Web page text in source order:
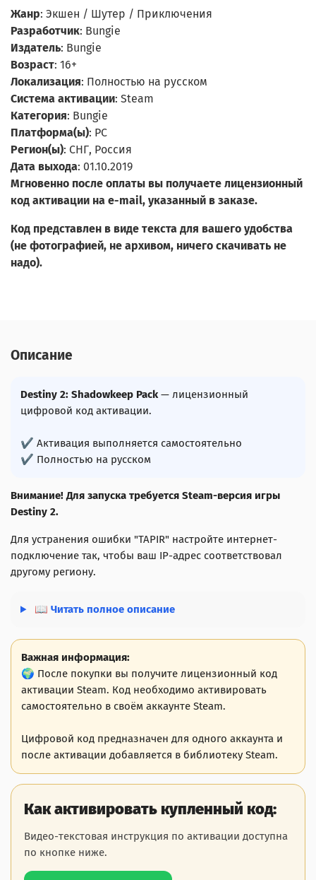
Жанр: Экшен / Шутер / Приключения
Разработчик: Bungie
Издатель: Bungie
Возраст: 16+
Локализация: Полностью на русском
Система активации: Steam
Категория: Bungie
Платформа(ы): PC
Регион(ы): СНГ, Россия
Дата выхода: 01.10.2019
Мгновенно после оплаты вы получаете лицензионный
код активации на e-mail, указанный в заказе.
Код представлен в виде текста для вашего удобства
(не фотографией, не архивом, ничего скачивать не
надо).
Описание
Destiny 2: Shadowkeep Pack— лицензионный
цифровой код активации.
✔ Активация выполняется самостоятельно
✔ Полностью на русском
Внимание! Для запуска требуется Steam-версия игры
Destiny 2.
Для устранения ошибки "TAPIR" настройте интернет-
подключение так, чтобы ваш IP-адрес соответствовал
другому региону.
📖 Читать полное описание
Важная информация:
🌍 После покупки вы получите лицензионный код
активации Steam. Код необходимо активировать
самостоятельно в своём аккаунте Steam.
Цифровой код предназначен для одного аккаунта и
после активации добавляется в библиотеку Steam.
Как активировать купленный код:
Видео-текстовая инструкция по активации доступна
по кнопке ниже.